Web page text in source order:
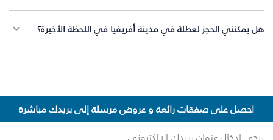
هل يمكنني الحجز لعطلة في مدينة أفريقيا في اللحظة الأخيرة؟
احصل على صفقات رائعة و عروض مرسلة إلى بريدك مباشرة